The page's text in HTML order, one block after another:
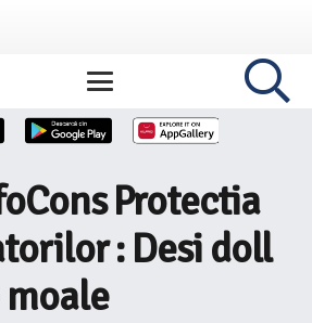
Protectia
: Desi doll